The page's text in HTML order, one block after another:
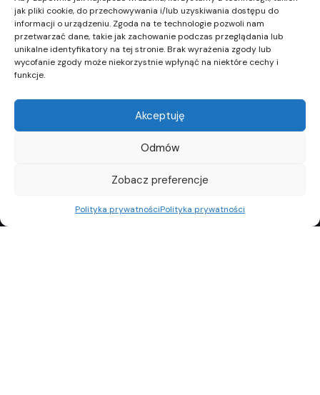
jak pliki cookie, do przechowywania i/lub uzyskiwania dostępu do
informacji o urządzeniu. Zgoda na te technologie pozwoli nam
przetwarzać dane, takie jak zachowanie podczas przeglądania lub
unikalne identyfikatory na tej stronie. Brak wyrażenia zgody lub
wycofanie zgody może niekorzystnie wpłynąć na niektóre cechy i
funkcje.
Akceptuję
Odmów
Zobacz preferencje
Polityka prywatnościPolityka prywatności